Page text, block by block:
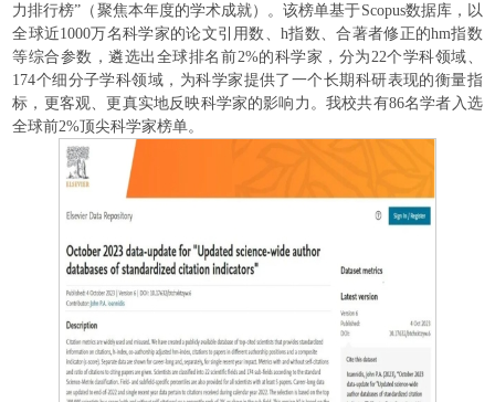
力排行榜”（聚焦本年度的学术成就）。该榜单基于Scopus数据库，以
全球近1000万名科学家的论文引用数、h指数、合著者修正的hm指数
等综合参数，遴选出全球排名前2%的科学家，分为22个学科领域、
174个细分子学科领域，为科学家提供了一个长期科研表现的衡量指
标，更客观、更真实地反映科学家的影响力。我校共有86名学者入选
全球前2%顶尖科学家榜单。